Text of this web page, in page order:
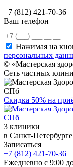
+7 (812) 421-70-36
Ваш телефон
Нажимая на
персональных
© «Мастерская
Сеть частных
Скидка 50% на
3 клиники
в Санкт-Петербурге
Записаться
+7 (812) 421-70-36
Ежедневно с 9:00